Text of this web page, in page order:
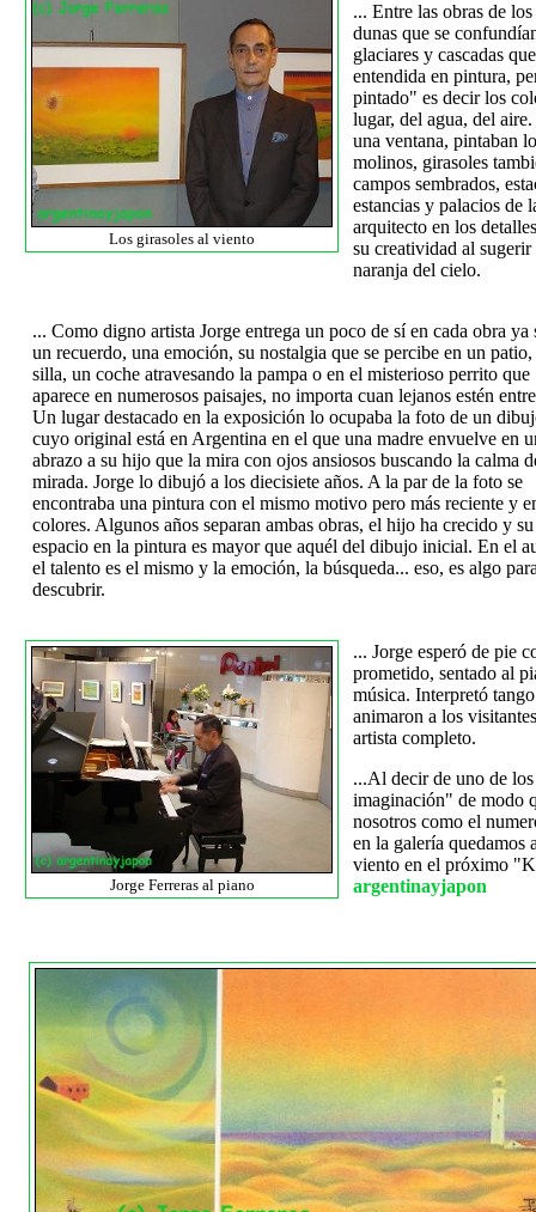
Los girasoles al viento
... Entre las obras de
dunas que se
glaciares y cascadas
entendida en pintura,
pintado" es decir los
lugar, del agua, del
una ventana, pintaban
molinos, girasoles
campos sembrados,
estancias y palacios de
arquitecto en los
su creatividad al
naranja del cielo.
... Como digno artista Jorge entrega un poco de sí en cada obra ya
un recuerdo, una emoción, su nostalgia que se percibe en un patio,
silla, un coche atravesando la pampa o en el misterioso perrito que
aparece en numerosos paisajes, no importa cuan lejanos estén
Un lugar destacado en la exposición lo ocupaba la foto de un
cuyo original está en Argentina en el que una madre envuelve en
abrazo a su hijo que la mira con ojos ansiosos buscando la calma
mirada. Jorge lo dibujó a los diecisiete años. A la par de la foto se
encontraba una pintura con el mismo motivo pero más reciente y
colores. Algunos años separan ambas obras, el hijo ha crecido y su
espacio en la pintura es mayor que aquél del dibujo inicial. En el
el talento es el mismo y la emoción, la búsqueda... eso, es algo
descubrir.
Jorge Ferreras al piano
... Jorge esperó de pie
prometido, sentado al
música. Interpretó
animaron a los
artista completo.
...Al decir de uno de
imaginación" de modo
nosotros como el
en la galería quedamos
viento en el próximo
argentinayjapon